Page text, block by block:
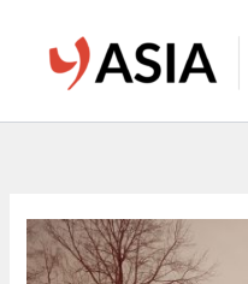
contenido